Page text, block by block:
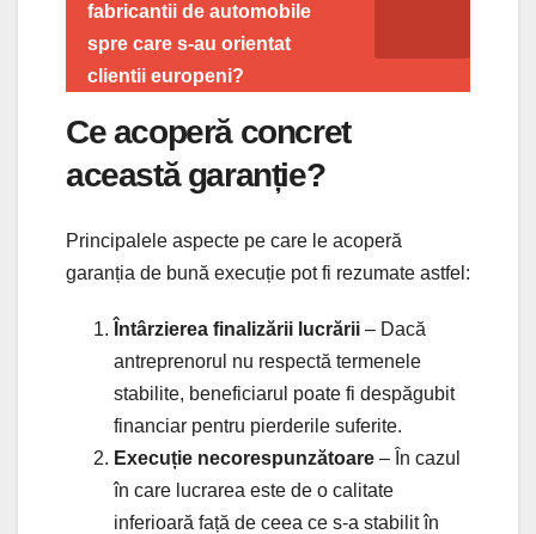
fabricantii de automobile
spre care s-au orientat
clientii europeni?
Ce acoperă concret
această garanție?
Principalele aspecte pe care le acoperă
garanția de bună execuție pot fi rezumate astfel:
Întârzierea finalizării lucrării – Dacă
antreprenorul nu respectă termenele
stabilite, beneficiarul poate fi despăgubit
financiar pentru pierderile suferite.
Execuție necorespunzătoare – În cazul
în care lucrarea este de o calitate
inferioară față de ceea ce s-a stabilit în